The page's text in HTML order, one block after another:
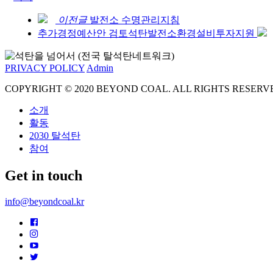
이전글 발전소 수명관리지침
추가경정예산안 검토석탄발전소환경설비투자지원
PRIVACY POLICYAdmin
COPYRIGHT © 2020 BEYOND COAL. ALL RIGHTS
소개
활동
2030 탈석탄
참여
Get in touch
info@beyondcoal.kr